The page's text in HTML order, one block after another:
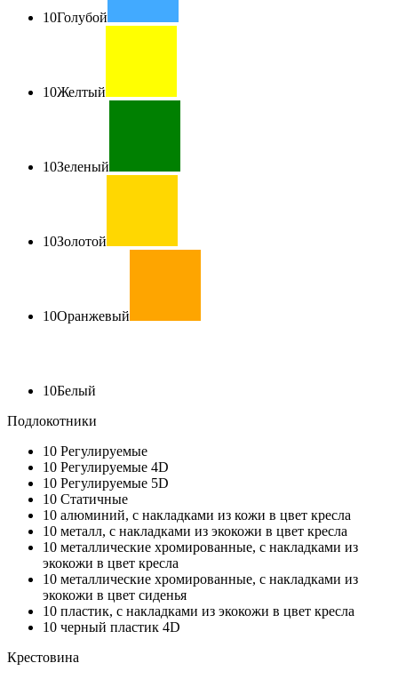
10Голубой
10Желтый
10Зеленый
10Золотой
10Оранжевый
10Белый
Подлокотники
10 Регулируемые
10 Регулируемые 4D
10 Регулируемые 5D
10 Статичные
10 алюминий, с накладками из кожи в цвет кресла
10 металл, с накладками из экокожи в цвет кресла
10 металлические хромированные, с накладками из
экокожи в цвет кресла
10 металлические хромированные, с накладками из
экокожи в цвет сиденья
10 пластик, с накладками из экокожи в цвет кресла
10 черный пластик 4D
Крестовина